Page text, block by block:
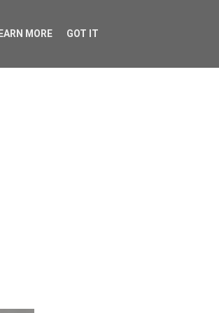
MORE GOT IT